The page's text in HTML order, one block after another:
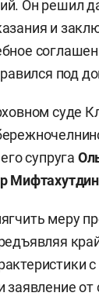
Он решил
и
под
суде
супруга
меру
от